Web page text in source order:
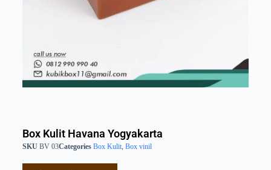
Box Kulit Havana Yogyakarta
SKU BV 03Categories Box Kulit, Box vinil